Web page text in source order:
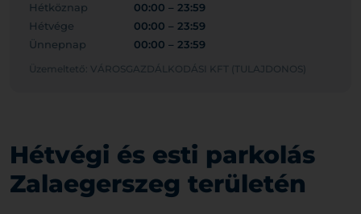
Hétköznap
00:00 – 23:59
Hétvége
00:00 – 23:59
Ünnepnap
00:00 – 23:59
Üzemeltető: VÁROSGAZDÁLKODÁSI KFT (TULAJDONOS)
Hétvégi és esti parkolás
Zalaegerszeg területén